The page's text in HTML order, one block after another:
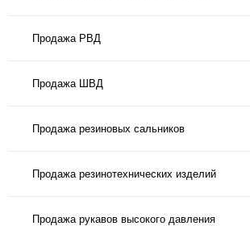
Продажа РВД
Продажа ШВД
Продажа резиновых сальников
Продажа резинотехнических изделий
Продажа рукавов высокого давления